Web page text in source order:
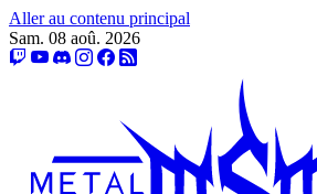
Aller au contenu principal
Sam. 08 aoû. 2026